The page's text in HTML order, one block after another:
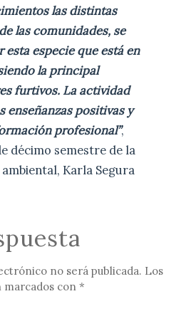
las distintas
las comunidades, se
especie que está en
la principal
furtivos. La actividad
enseñanzas positivas y
profesional”,
décimo semestre de la
Karla Segura
no será publicada. Los
marcados con *